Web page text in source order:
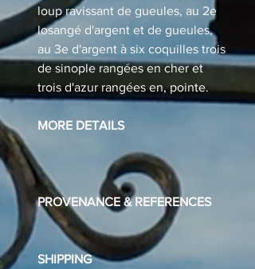
loup ravissant de gueules, au 2e
losangé d'argent et de gueules,
au 3e d'argent à six coquilles trois
de sinople rangées en cher et
trois d'azur rangées en, pointe.
MORE DETAILS
PROVENANCE & REFERENCES
SHIPPING